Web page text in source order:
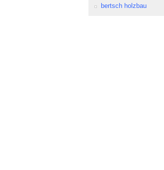
bertsch holzbau